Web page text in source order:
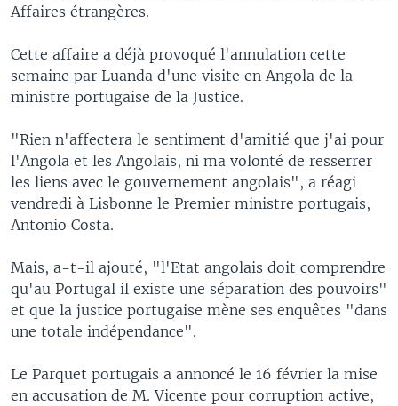
Affaires étrangères.
Cette affaire a déjà provoqué l'annulation cette
semaine par Luanda d'une visite en Angola de la
ministre portugaise de la Justice.
"Rien n'affectera le sentiment d'amitié que j'ai pour
l'Angola et les Angolais, ni ma volonté de resserrer
les liens avec le gouvernement angolais", a réagi
vendredi à Lisbonne le Premier ministre portugais,
Antonio Costa.
Mais, a-t-il ajouté, "l'Etat angolais doit comprendre
qu'au Portugal il existe une séparation des pouvoirs"
et que la justice portugaise mène ses enquêtes "dans
une totale indépendance".
Le Parquet portugais a annoncé le 16 février la mise
en accusation de M. Vicente pour corruption active,